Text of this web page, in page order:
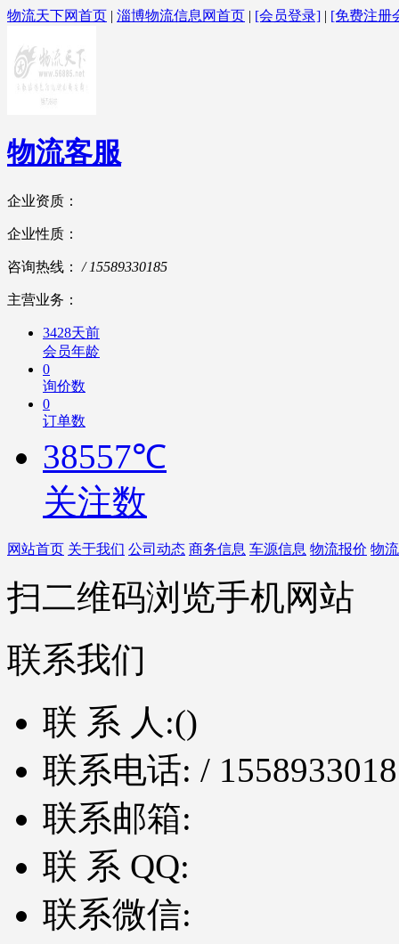
物流天下网首页 | 淄博物流信息网首页 | [会员登录] | [免费注册
物流客服
企业资质：
企业性质：
咨询热线： / 15589330185
主营业务：
3428天前
会员年龄
0
询价数
0
订单数
38557℃
关注数
网站首页 关于我们 公司动态 商务信息 车源信息 物流报价 物
扫二维码浏览手机网站
联系我们
联 系 人:()
联系电话: /
联系邮箱:
联 系 QQ:
联系微信: